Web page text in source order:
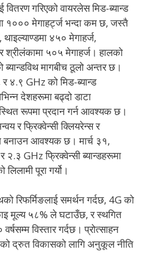
गरिएको वायरलेस मिड-ब्यान्ड
१००० मेगाहर्ट्ज भन्दा कम छ, जस्तै
४५० मेगाहर्ज,
श्रीलंकामा ५०५ मेगाहर्ज। हालको
मागबीच ठूलो अन्तर छ।
४.९ GHz को मिड-ब्यान्ड
देशहरूमा बढ्दो डाटा
रूपमा प्रदान गर्न आवश्यक छ।
र फ्रिक्वेन्सी क्लियरेन्स र
बनाउन आवश्यक छ। मार्च ३१,
GHz फ्रिक्वेन्सी ब्यान्डहरूमा
पूरा गर्यो।
रिफर्मिङलाई समर्थन गर्दछ, 4G को
मूल्य ५८% ले घटाउँछ, र स्थगित
विस्तार गर्दछ। प्रोत्साहन
द्रुत विकासको लागि अनुकूल नीति